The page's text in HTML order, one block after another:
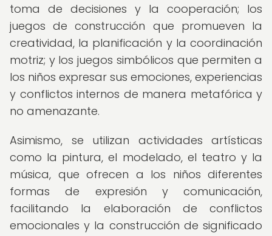
toma de decisiones y la cooperación; los
juegos de construcción que promueven la
creatividad, la planificación y la coordinación
motriz; y los juegos simbólicos que permiten a
los niños expresar sus emociones, experiencias
y conflictos internos de manera metafórica y
no amenazante.
Asimismo, se utilizan actividades artísticas
como la pintura, el modelado, el teatro y la
música, que ofrecen a los niños diferentes
formas de expresión y comunicación,
facilitando la elaboración de conflictos
emocionales y la construcción de significado